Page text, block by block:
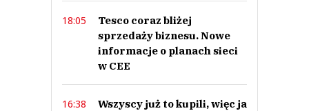
18:05
Tesco coraz bliżej
sprzedaży biznesu. Nowe
informacje o planach sieci
w CEE
16:38
Wszyscy już to kupili, więc ja